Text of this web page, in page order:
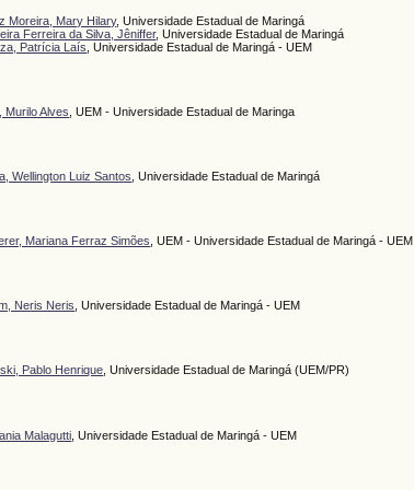
Moreira, Mary Hilary, Universidade Estadual de Maringá
Ferreira da Silva, Jêniffer, Universidade Estadual de Maringá
Patrícia Laís , Universidade Estadual de Maringá - UEM
Murilo Alves , UEM - Universidade Estadual de Maringa
Wellington Luiz Santos , Universidade Estadual de Maringá
Mariana Ferraz Simões , UEM - Universidade Estadual de Maringá - UEM
Neris Neris , Universidade Estadual de Maringá - UEM
Pablo Henrique, Universidade Estadual de Maringá (UEM/PR)
Malagutti , Universidade Estadual de Maringá - UEM